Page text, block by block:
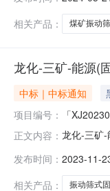
1.3
相关产品：
煤矿振动
龙化-三矿-能源(
中标｜中标通知
项目编号：
「
正文内容： 龙化-三矿
限公司本
发布时间： 2023-11-
相关产品：
振动筛式